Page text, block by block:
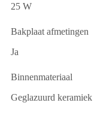
25 W
Bakplaat afmetingen
Ja
Binnenmateriaal
Geglazuurd keramiek